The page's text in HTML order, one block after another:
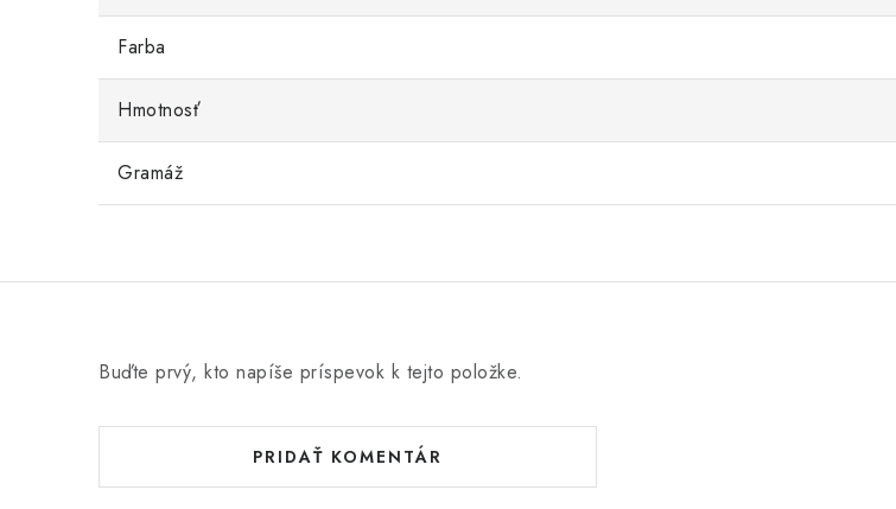
Farba
Hmotnosť
Gramáž
Buďte prvý, kto napíše príspevok k tejto položke.
PRIDAŤ KOMENTÁR